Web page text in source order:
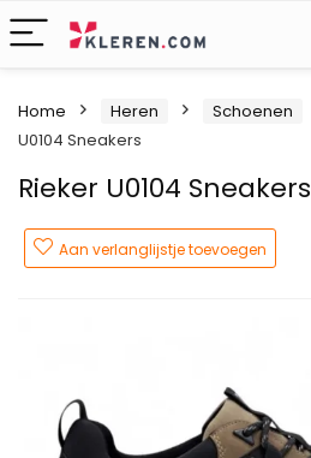
Home Heren Schoenen
U0104 Sneakers
Rieker U0104 Sneakers
Aan verlanglijstje toevoegen